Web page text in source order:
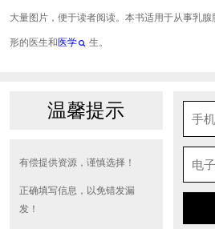
大量图片，便于读者阅读。本书适用于从事乳
形的医生和 医学 生。
温馨提示
有偿提供资源，谨慎选择！
正确填写信息，以免错发漏
发！